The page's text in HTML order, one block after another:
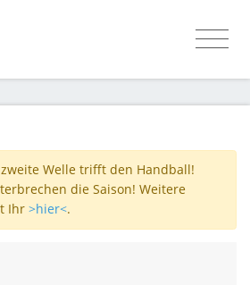
Welle trifft den Handball!
die Saison! Weitere
Ihr >hier<.